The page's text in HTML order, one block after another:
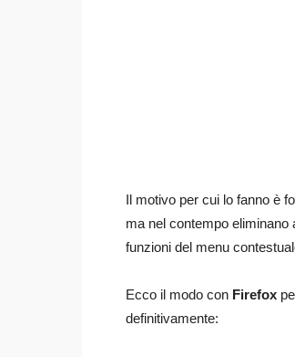
Il motivo per cui lo fanno è
ma nel contempo eliminano
funzioni del menu
Ecco il modo con Firefox
definitivamente: